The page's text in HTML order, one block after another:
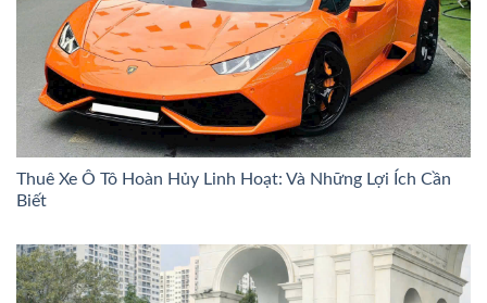
Thuê Xe Ô Tô Hoàn Hủy Linh Hoạt: Và Những Lợi Ích Cần
Biết